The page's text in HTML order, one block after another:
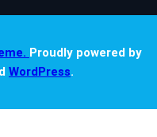
Proudly powered by
WordPress.